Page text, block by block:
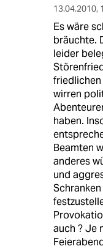
13.04.2010,
Es wäre
bräuchte.
leider
friedlichen
wirren
haben.
Beamten
anderes
und
auch ? Je